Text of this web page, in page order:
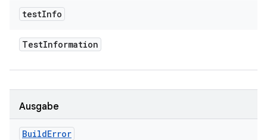
testInfo
TestInformation
Ausgabe
BuildError